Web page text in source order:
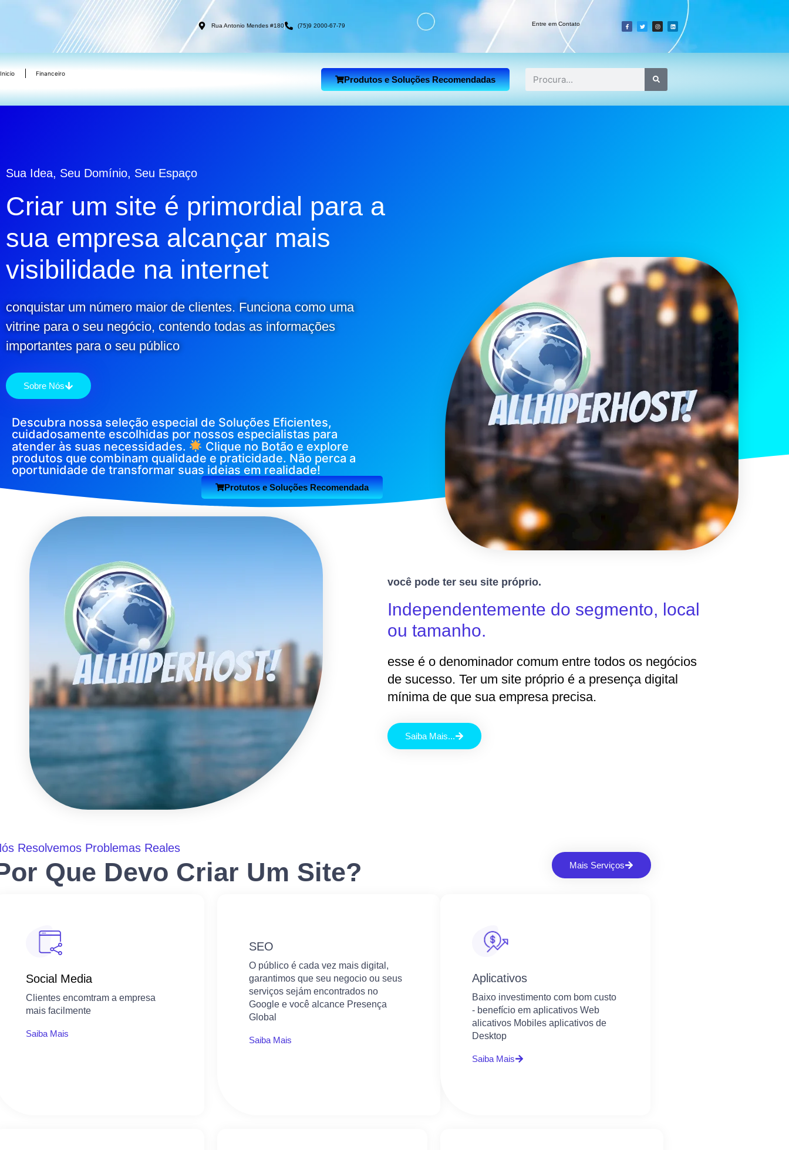
Rua Antonio Mendes #180 (75)9 2000-67-79 Entre em Contato
Inicio Financeiro
Produtos e Soluções Recomendadas
Sua Idea, Seu Domínio, Seu Espaço
Criar um site é primordial para a
sua empresa alcançar mais
visibilidade na internet
conquistar um número maior de clientes. Funciona como uma
vitrine para o seu negócio, contendo todas as informações
importantes para o seu público
Sobre Nós
Descubra nossa seleção especial de Soluções Eficientes,
cuidadosamente escolhidas por nossos especialistas para
atender às suas necessidades.
Clique no Botão e explore
produtos que combinam qualidade e praticidade. Não perca a
oportunidade de transformar suas ideias em realidade!
Protutos e Soluções Recomendada
você pode ter seu site próprio.
Independentemente do segmento, local
ou tamanho.
esse é o denominador comum entre todos os negócios
de sucesso. Ter um site próprio é a presença digital
mínima de que sua empresa precisa.
Saiba Mais...
Resolvemos Problemas Reales
Que Devo Criar Um Site? Mais Serviços
Social Media​​
Clientes encomtram a empresa
mais facilmente
Saiba Mais
SEO
O público é cada vez mais digital,
garantimos que seu negocio ou seus
serviços sejám encontrados no
Google e você alcance Presença
Global
Saiba Mais
Aplicativos
Baixo investimento com bom custo
- benefício em aplicativos Web
alicativos Mobiles aplicativos de
Desktop
Saiba Mais